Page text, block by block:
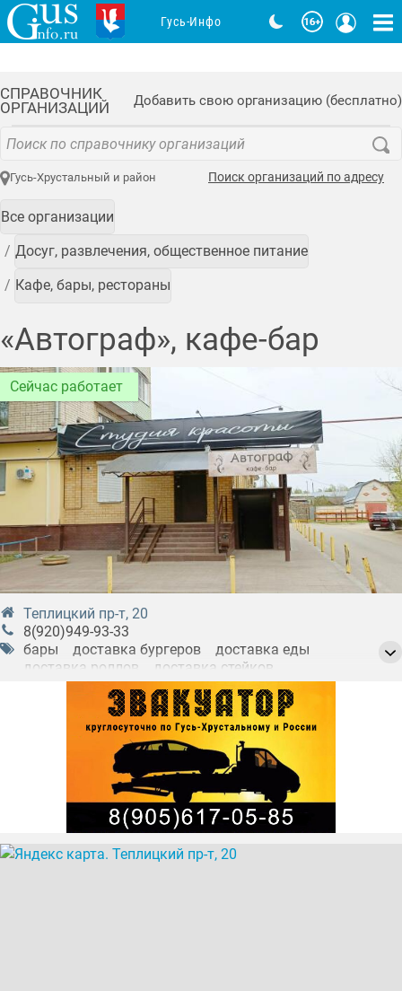
СПРАВОЧНИК
ОРГАНИЗАЦИЙ
Добавить свою организацию (бесплатно)
Гусь-Хрустальный и район Поиск организаций по адресу
Все организации
Досуг, развлечения, общественное питание
Кафе, бары, рестораны
«Автограф», кафе-бар
Сейчас работает
Теплицкий пр-т, 20
8(920)949-93-33
бары
доставка бургеров
доставка еды
доставка роллов
доставка стейков
заказные вечера
заказные мероприятия
кафе
комплексные обеды
кофе напитки
Гусь-Инфо